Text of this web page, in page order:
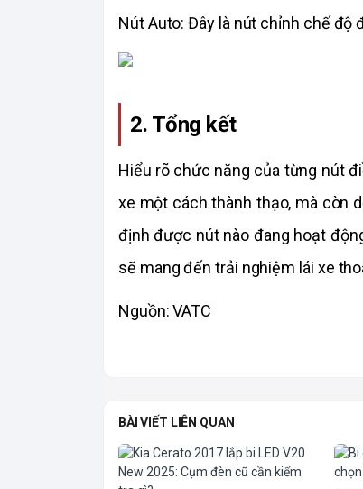
Nút Auto: Đây là nút chỉnh chế độ
2. Tổng kết
Hiểu rõ chức năng của từng nút
xe một cách thành thạo, mà còn
định được nút nào đang hoạt
sẽ mang đến trải nghiệm lái xe
Nguồn: VATC
BÀI VIẾT LIÊN QUAN